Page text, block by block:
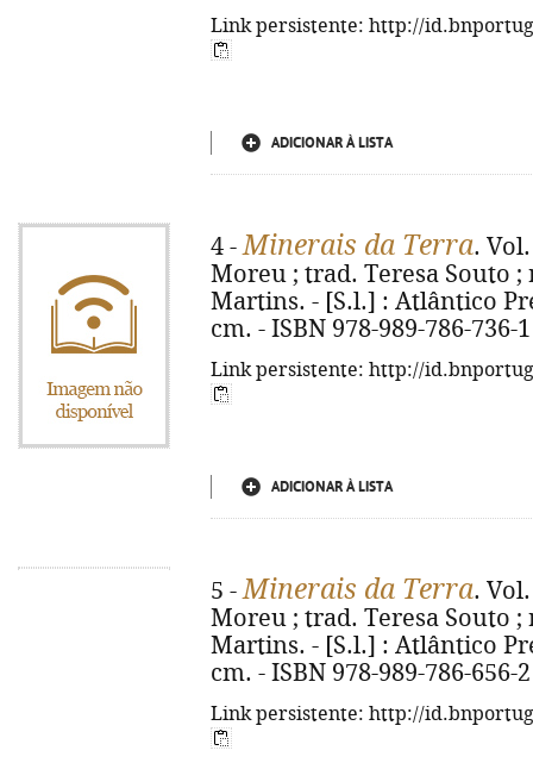
Link persistente: http://
ADICIONAR À LISTA
4 -Minerais da Terra.
Moreu ; trad. Teresa Souto
Martins. - [S.l.] : Atlântico
cm. - ISBN 978-989-786-736-1
Link persistente: http://
ADICIONAR À LISTA
5 -Minerais da Terra.
Moreu ; trad. Teresa Souto
Martins. - [S.l.] : Atlântico
cm. - ISBN 978-989-786-656-2
Link persistente: http://